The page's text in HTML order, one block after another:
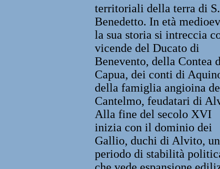
territoriali della terra di S.
Benedetto. In età
la sua storia si intreccia
vicende del Ducato di
Benevento, della Contea
Capua, dei conti di
della famiglia angioina
Cantelmo, feudatari di
Alla fine del secolo XVI
inizia con il dominio dei
Gallio, duchi di Alvito, un
periodo di stabilità